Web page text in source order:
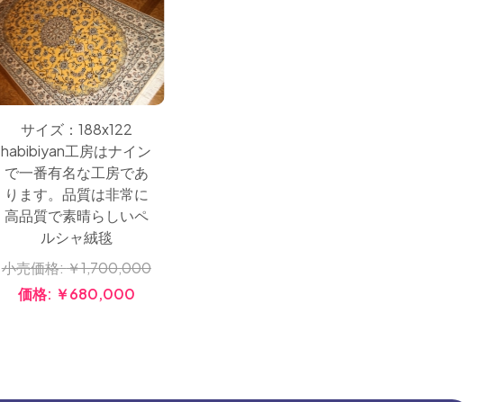
サイズ：188x122
habibiyan工房はナイン
で一番有名な工房であ
ります。品質は非常に
高品質で素晴らしいペ
ルシャ絨毯
小売価格:￥1,700,000
価格: ￥680,000